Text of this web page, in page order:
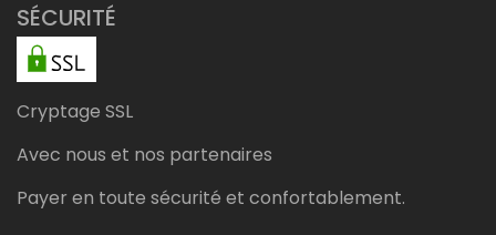
SÉCURITÉ
Cryptage SSL
Avec nous et nos partenaires
Payer en toute sécurité et confortablement.